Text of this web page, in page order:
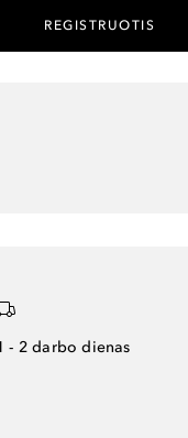
REGISTRUOTIS
- 2 darbo dienas